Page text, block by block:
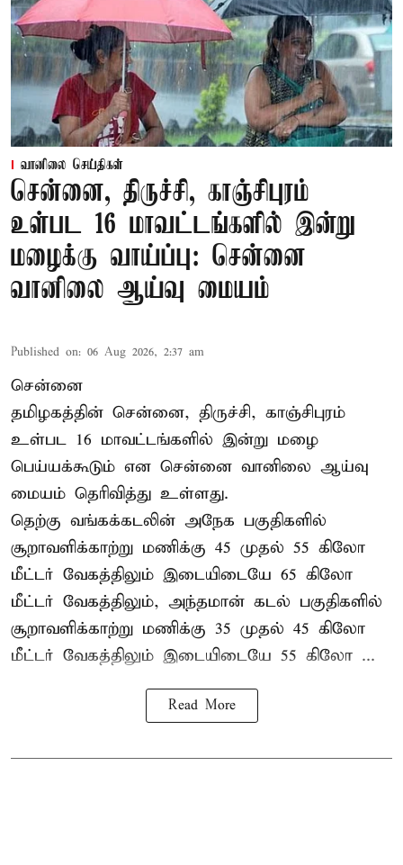
வானிலை செய்திகள்
சென்னை, திருச்சி, காஞ்சிபுரம்
உள்பட 16 மாவட்டங்களில் இன்று
மழைக்கு வாய்ப்பு: சென்னை
வானிலை ஆய்வு மையம்
Published on: 06 Aug 2026, 2:37 am
சென்னை
தமிழகத்தின் சென்னை, திருச்சி, காஞ்சிபுரம்
உள்பட 16 மாவட்டங்களில் இன்று மழை
பெய்யக்கூடும் என சென்னை வானிலை ஆய்வு
மையம் தெரிவித்து உள்ளது.
தெற்கு வங்கக்கடலின் அநேக பகுதிகளில்
சூறாவளிக்காற்று மணிக்கு 45 முதல் 55 கிலோ
மீட்டர் வேகத்திலும் இடையிடையே 65 கிலோ
மீட்டர் வேகத்திலும், அந்தமான் கடல் பகுதிகளில்
சூறாவளிக்காற்று மணிக்கு 35 முதல் 45 கிலோ
மீட்டர் வேகத்திலும் இடையிடையே 55 கிலோ ...
Read More